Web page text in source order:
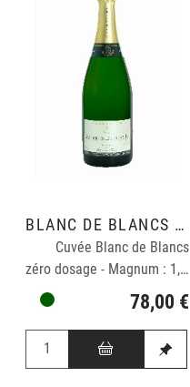
BLANC DE BLANCS GRAND CRU
Cuvée Blanc de Blancs
zéro dosage - Magnum : 1,5L
78,00 €